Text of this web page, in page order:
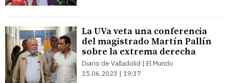
La UVa veta una conferencia
del magistrado Martín Pallín
sobre la extrema derecha
Diario de Valladolid | El Mundo
15.06.2023 | 19:37